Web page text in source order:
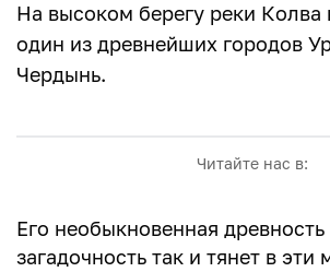
На высоком берегу реки Колва
один из древнейших городов
Чердынь.
Читайте нас в:
Его необыкновенная древность
загадочность так и тянет в эти